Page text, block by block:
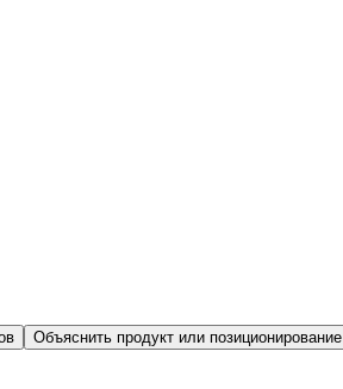
Объяснить продукт или позиционирование